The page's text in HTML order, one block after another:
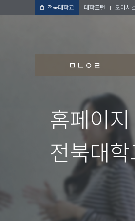
전북대학교 대학포털 오아시
ㅁㄴㅇㄹ
홈페이
전북대